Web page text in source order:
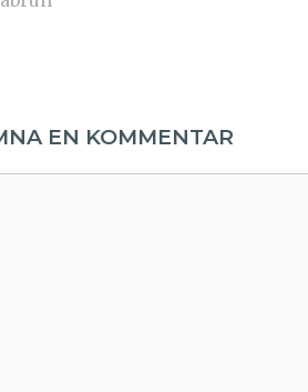
EN KOMMENTAR